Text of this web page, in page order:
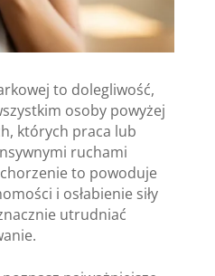
to dolegliwość,
osoby powyżej
których praca lub
ruchami
to powoduje
i osłabienie siły
utrudniać